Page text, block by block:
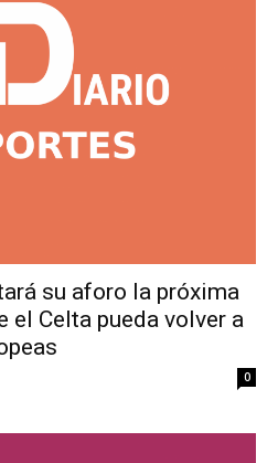
su aforo la próxima
el Celta pueda volver a
0